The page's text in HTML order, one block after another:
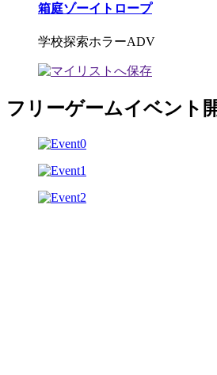
箱庭ゾーイトロープ
学校探索ホラーADV
フリーゲームイベント